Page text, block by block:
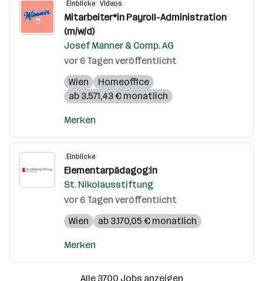
Einblicke Videos
Mitarbeiter*in Payroll-Administration
(m/w/d)
Josef Manner & Comp. AG
vor 6 Tagen veröffentlicht
Wien
Homeoffice
ab 3.571,43 € monatlich
Merken
Einblicke
Elementarpädagog:in
St. Nikolausstiftung
vor 6 Tagen veröffentlicht
Wien
ab 3.170,05 € monatlich
Merken
Alle 3700 Jobs anzeigen